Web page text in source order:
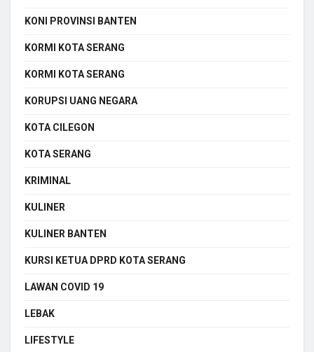
KONI PROVINSI BANTEN
KORMI KOTA SERANG
KORMI KOTA SERANG
KORUPSI UANG NEGARA
KOTA CILEGON
KOTA SERANG
KRIMINAL
KULINER
KULINER BANTEN
KURSI KETUA DPRD KOTA SERANG
LAWAN COVID 19
LEBAK
LIFESTYLE